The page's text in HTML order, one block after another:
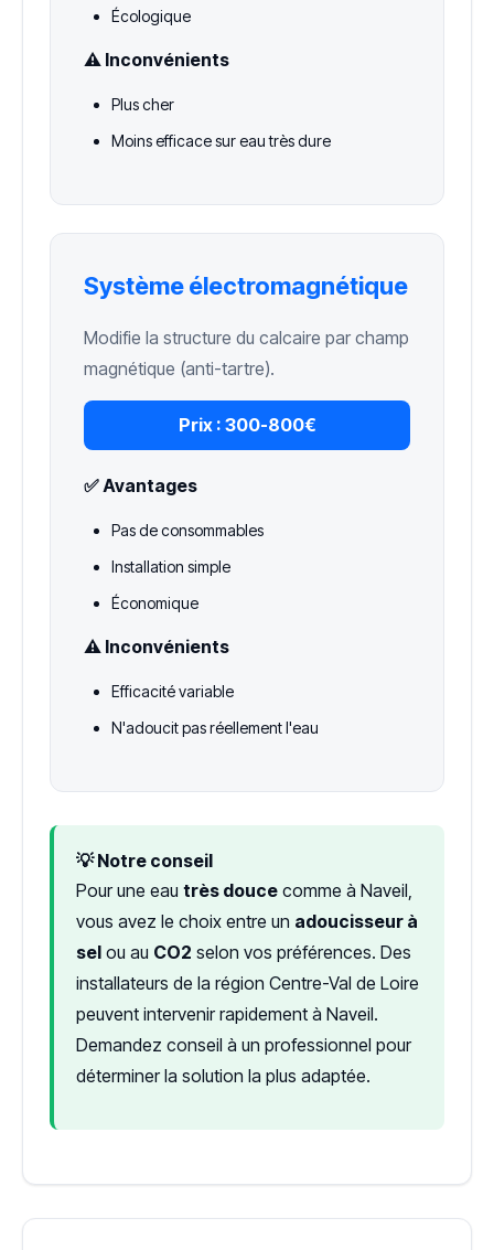
Écologique
⚠️ Inconvénients
Plus cher
Moins efficace sur eau très dure
Système électromagnétique
Modifie la structure du calcaire par champ
magnétique (anti-tartre).
Prix : 300-800€
✅ Avantages
Pas de consommables
Installation simple
Économique
⚠️ Inconvénients
Efficacité variable
N'adoucit pas réellement l'eau
💡 Notre conseil
Pour une eau très douce comme à Naveil,
vous avez le choix entre un adoucisseur à
sel ou au CO2 selon vos préférences. Des
installateurs de la région Centre-Val de Loire
peuvent intervenir rapidement à Naveil.
Demandez conseil à un professionnel pour
déterminer la solution la plus adaptée.